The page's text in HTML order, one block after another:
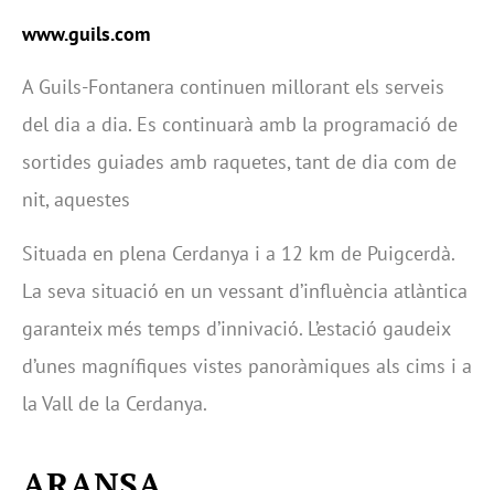
www.guils.com
A Guils-Fontanera continuen millorant els serveis
del dia a dia. Es continuarà amb la programació de
sortides guiades amb raquetes, tant de dia com de
nit, aquestes
Situada en plena Cerdanya i a 12 km de Puigcerdà.
La seva situació en un vessant d’influència atlàntica
garanteix més temps d’innivació. L’estació gaudeix
d’unes magnífiques vistes panoràmiques als cims i a
la Vall de la Cerdanya.